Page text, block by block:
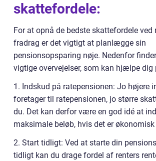
skattefordele:
For at opnå de bedste skattefordele ved
fradrag er det vigtigt at planlægge sin
pensionsopsparing nøje. Nedenfor
vigtige overvejelser, som kan hjælpe dig
1. Indskud på ratepensionen: Jo højere
foretager til ratepensionen, jo større
du. Det kan derfor være en god idé at
maksimale beløb, hvis det er
2. Start tidligt: Ved at starte din
tidligt kan du drage fordel af renters